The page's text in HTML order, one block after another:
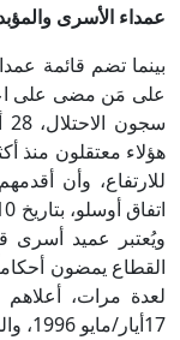
عمداء الأسرى
بينما تضم قائمة
للارتفاع، وأن
القطاع يمضون
لعدة مرات،
17أيار/مايو 1996، والذي صدر بحقه حكم بالسجن المؤبد 48 مرة.